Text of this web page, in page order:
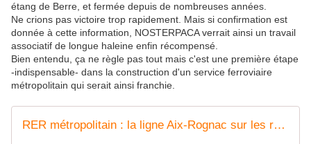
étang de Berre, et fermée depuis de nombreuses années.
Ne crions pas victoire trop rapidement. Mais si confirmation est
donnée à cette information, NOSTERPACA verrait ainsi un travail
associatif de longue haleine enfin récompensé.
Bien entendu, ça ne règle pas tout mais c'est une première étape
-indispensable- dans la construction d'un service ferroviaire
métropolitain qui serait ainsi franchie.
RER métropolitain : la ligne Aix-Rognac sur les rails